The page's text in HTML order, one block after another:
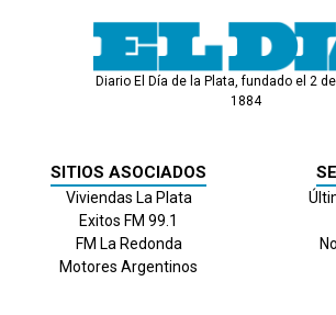
Diario El Día de la Plata, fundado el 2
1884
SITIOS ASOCIADOS
Viviendas La Plata
Exitos FM 99.1
FM La Redonda
Motores Argentinos